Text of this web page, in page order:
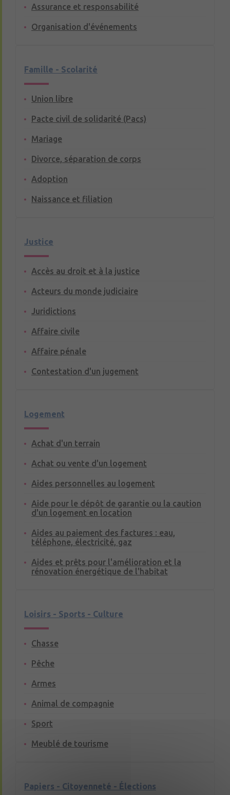
Assurance et responsabilité
Organisation d'événements
Famille - Scolarité
Union libre
Pacte civil de solidarité (Pacs)
Mariage
Divorce, séparation de corps
Adoption
Naissance et filiation
Justice
Accès au droit et à la justice
Acteurs du monde judiciaire
Juridictions
Affaire civile
Affaire pénale
Contestation d'un jugement
Logement
Achat d'un terrain
Achat ou vente d'un logement
Aides personnelles au logement
Aide pour le dépôt de garantie ou la caution
d'un logement en location
Aides au paiement des factures : eau,
téléphone, électricité, gaz
Aides et prêts pour l'amélioration et la
rénovation énergétique de l'habitat
Loisirs - Sports - Culture
Chasse
Pêche
Armes
Animal de compagnie
Sport
Meublé de tourisme
Papiers - Citoyenneté - Élections